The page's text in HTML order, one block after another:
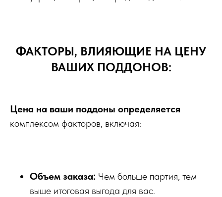
ФАКТОРЫ, ВЛИЯЮЩИЕ НА ЦЕНУ
ВАШИХ ПОДДОНОВ:
Цена на ваши поддоны определяется
комплексом факторов, включая:
Объем заказа: Чем больше партия, тем
выше итоговая выгода для вас.